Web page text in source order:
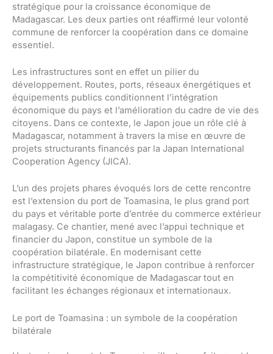
stratégique pour la croissance économique de
Madagascar. Les deux parties ont réaffirmé leur volonté
commune de renforcer la coopération dans ce domaine
essentiel.
Les infrastructures sont en effet un pilier du
développement. Routes, ports, réseaux énergétiques et
équipements publics conditionnent l’intégration
économique du pays et l’amélioration du cadre de vie des
citoyens. Dans ce contexte, le Japon joue un rôle clé à
Madagascar, notamment à travers la mise en œuvre de
projets structurants financés par la Japan International
Cooperation Agency (JICA).
L’un des projets phares évoqués lors de cette rencontre
est l’extension du port de Toamasina, le plus grand port
du pays et véritable porte d’entrée du commerce extérieur
malagasy. Ce chantier, mené avec l’appui technique et
financier du Japon, constitue un symbole de la
coopération bilatérale. En modernisant cette
infrastructure stratégique, le Japon contribue à renforcer
la compétitivité économique de Madagascar tout en
facilitant les échanges régionaux et internationaux.
Le port de Toamasina : un symbole de la coopération
bilatérale